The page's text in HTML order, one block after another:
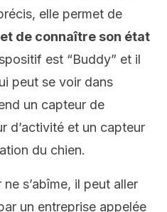
elle permet de
de connaître son état
est “Buddy” et il
peut se voir dans
un capteur de
d’activité et un capteur
du chien.
s’abîme, il peut aller
un entreprise appelée